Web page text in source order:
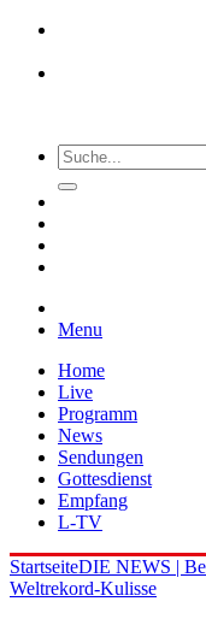
Menu
Home
Live
Programm
News
Sendungen
Gottesdienst
Empfang
L-TV
StartseiteDIE NEWS |
Weltrekord-Kulisse